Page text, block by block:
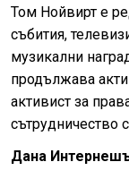
Том Нойвирт е
събития,
музикални
продължава
активист за
сътрудничество
Дана